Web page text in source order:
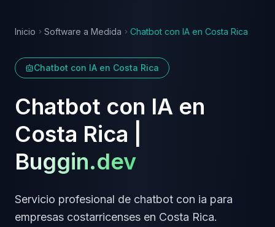
Inicio Software a Medida Chatbot con IA en Costa Rica
Chatbot con IA en Costa Rica
Chatbot con IA en
Costa Rica
Buggin.dev
Servicio profesional de chatbot con ia para
empresas costarricenses en Costa Rica.